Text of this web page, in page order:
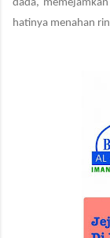
dada,
hatinya menahan